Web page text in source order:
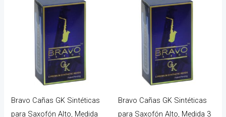
Bravo Cañas GK Sintéticas
para Saxofón Alto, Medida
Bravo Cañas GK Sintéticas
para Saxofón Alto, Medida 3